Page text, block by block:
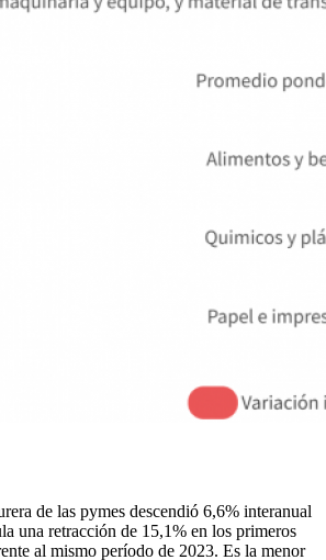
de las pymes descendió 6,6% interanual
una retracción de 15,1% en los primeros
al mismo período de 2023. Es la menor